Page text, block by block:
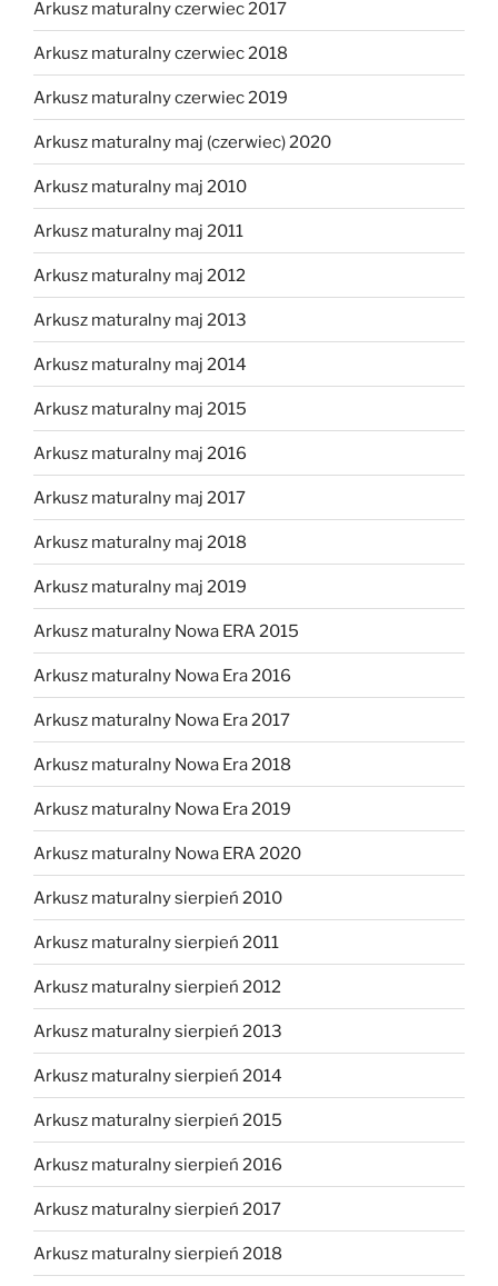
Arkusz maturalny czerwiec 2017
Arkusz maturalny czerwiec 2018
Arkusz maturalny czerwiec 2019
Arkusz maturalny maj (czerwiec) 2020
Arkusz maturalny maj 2010
Arkusz maturalny maj 2011
Arkusz maturalny maj 2012
Arkusz maturalny maj 2013
Arkusz maturalny maj 2014
Arkusz maturalny maj 2015
Arkusz maturalny maj 2016
Arkusz maturalny maj 2017
Arkusz maturalny maj 2018
Arkusz maturalny maj 2019
Arkusz maturalny Nowa ERA 2015
Arkusz maturalny Nowa Era 2016
Arkusz maturalny Nowa Era 2017
Arkusz maturalny Nowa Era 2018
Arkusz maturalny Nowa Era 2019
Arkusz maturalny Nowa ERA 2020
Arkusz maturalny sierpień 2010
Arkusz maturalny sierpień 2011
Arkusz maturalny sierpień 2012
Arkusz maturalny sierpień 2013
Arkusz maturalny sierpień 2014
Arkusz maturalny sierpień 2015
Arkusz maturalny sierpień 2016
Arkusz maturalny sierpień 2017
Arkusz maturalny sierpień 2018